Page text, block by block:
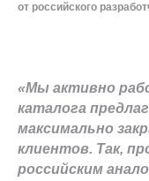
от российского
«Мы активно
каталога
максимально
клиентов. Так,
российским